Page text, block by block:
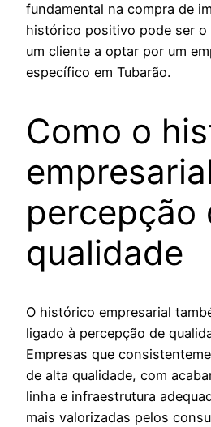
fundamental na compra de
histórico positivo pode ser o
um cliente a optar por um
específico em Tubarão.
Como o
percepção
qualidade
O histórico empresarial
ligado à percepção de
Empresas que
de alta qualidade, com
linha e infraestrutura
mais valorizadas pelos